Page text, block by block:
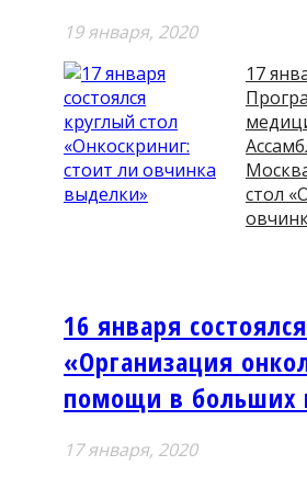
19 января, 2020
17
стол
16 января
«Организация
помощи в больших
17 января, 2020